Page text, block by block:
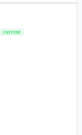
current